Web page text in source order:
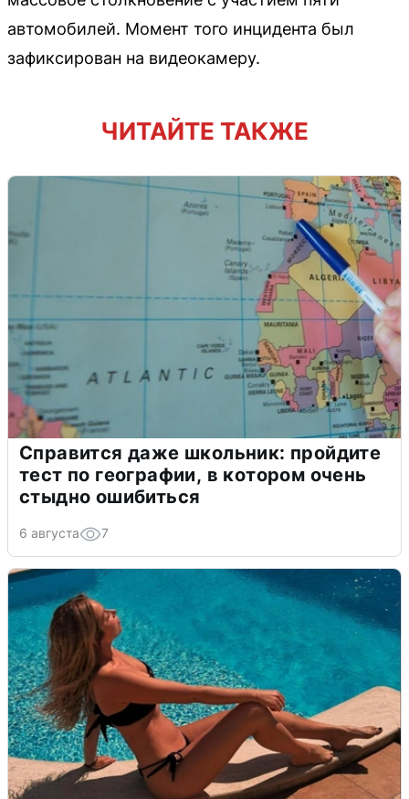
автомобилей. Момент того инцидента был
зафиксирован на видеокамеру.
ЧИТАЙТЕ ТАКЖЕ
Справится даже школьник: пройдите
тест по географии, в котором очень
стыдно ошибиться
6 августа 7